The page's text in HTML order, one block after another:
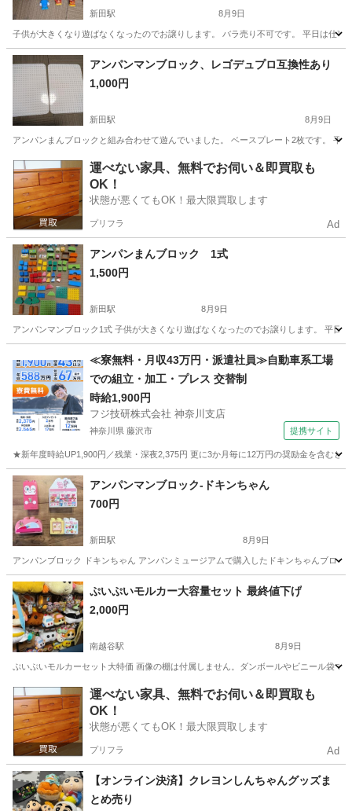
新田駅 8月9日
子供が大きくなり遊ばなくなったのでお譲りします。 バラ売り不可です。 平日は仕
埼玉 草加市 新田駅 おもちゃ アンパン
アンパンマンブロック、レゴデュプロ互換性あり
1,000円
新田駅 8月9日
アンパンまんブロックと組み合わせて遊んでいました。 ベースプレート2枚です。 平
埼玉 草加市 新田駅 おもちゃ アンパン
運べない家具、無料でお伺い＆即買取も
OK！
状態が悪くてもOK！最大限買取します
プリフラ Ad
アンパンまんブロック 1式
1,500円
新田駅 8月9日
アンパンマンブロック1式 子供が大きくなり遊ばなくなったのでお譲りします。 平日
新田駅 おもちゃ アンパン
≪寮無料・月収43万円・派遣社員≫自動車系工場
での組立・加工・プレス 交替制
時給1,900円
フジ技研株式会社 神奈川支店
神奈川県 藤沢市 提携サイト
★新年度時給UP1,900円／残業・深夜2,375円 更に3か月毎に12万円の奨励金を含む
神奈川 藤沢市 その他
アンパンマンブロック-ドキンちゃん
700円
新田駅 8月9日
アンパンブロック ドキンちゃん アンパンミュージアムで購入したドキンちゃんブロ
埼玉 草加市 おもちゃ
ぷいぷいモルカー大容量セット 最終値下げ
2,000円
南越谷駅 8月9日
ぷいぷいモルカーセット大特価 画像の棚は付属しません。ダンボールやビニール袋
埼玉 越谷市 南越谷駅 おもちゃ
運べない家具、無料でお伺い＆即買取も
OK！
状態が悪くてもOK！最大限買取します
プリフラ Ad
【オンライン決済】クレヨンしんちゃんグッズま
とめ売り